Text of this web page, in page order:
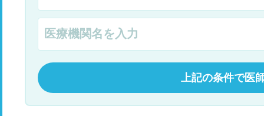
上記の条件で医